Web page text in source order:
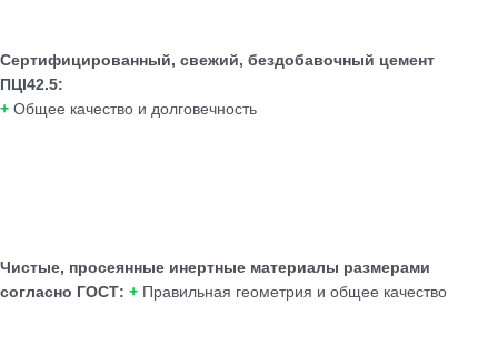
Сертифицированный, свежий, бездобавочный цемент
ПЦI42.5:
+ Общее качество и долговечность
Чистые, просеянные инертные материалы размерами
согласно ГОСТ: + Правильная геометрия и общее качество